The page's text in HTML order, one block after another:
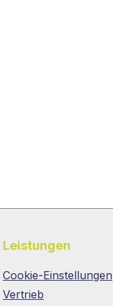
Leistungen
Cookie-Einstellungen
Vertrieb